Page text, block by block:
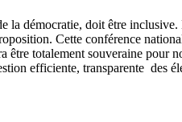
la démocratie, doit être inclusive.
Cette conférence
totalement souveraine pour
efficiente, transparente des